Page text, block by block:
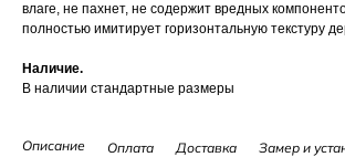
влаге, не пахнет, не содержит вредных
полностью имитирует горизонтальную текстуру
Наличие.
В наличии стандартные размеры
Описание Оплата Доставка Замер и